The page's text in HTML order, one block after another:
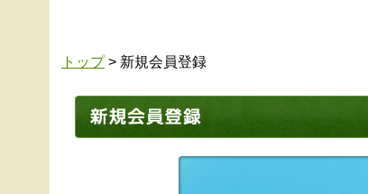
トップ> 新規会員登録